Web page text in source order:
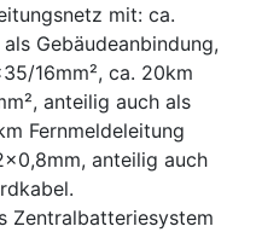
mit: ca.
Gebäudeanbindung,
16mm², ca. 20km
anteilig auch als
Fernmeldeleitung
anteilig auch
Zentralbatteriesystem